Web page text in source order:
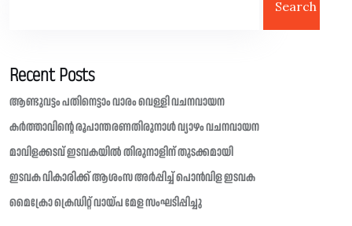
Search
Recent Posts
ആണ്ടുവട്ടം പതിനെട്ടാം വാരം വെള്ളി വചനവായന
കർത്താവിന്റെ രൂപാന്തരണതിരുനാൾ വ്യാഴം വചനവായന
മാവിളക്കടവ് ഇടവകയിൽ തിരുനാളിന് തുടക്കമായി
ഇടവക വികാരിക്ക് ആശംസ അർപ്പിച്ച് പൊൻവിള ഇടവക
മൈക്രോ ക്രെഡിറ്റ് വായ്പ മേള സംഘടിപ്പിച്ചു